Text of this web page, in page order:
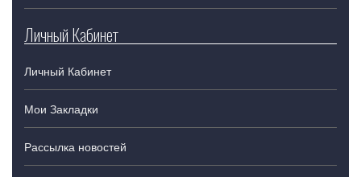
Личный Кабинет
Личный Кабинет
Мои Закладки
Рассылка новостей